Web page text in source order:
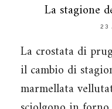
La stagione
23
La crostata di
il cambio di
marmellata